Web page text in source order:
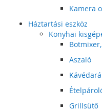
Kamera
Háztartási eszköz
Konyhai
Aszaló
Grillsütő